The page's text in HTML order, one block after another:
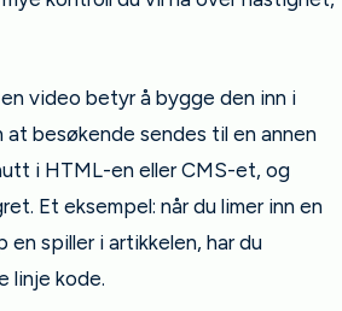
video betyr å bygge den inn i
besøkende sendes til en annen
i HTML-en eller CMS-et, og
Et eksempel: når du limer inn en
spiller i artikkelen, har du
linje kode.